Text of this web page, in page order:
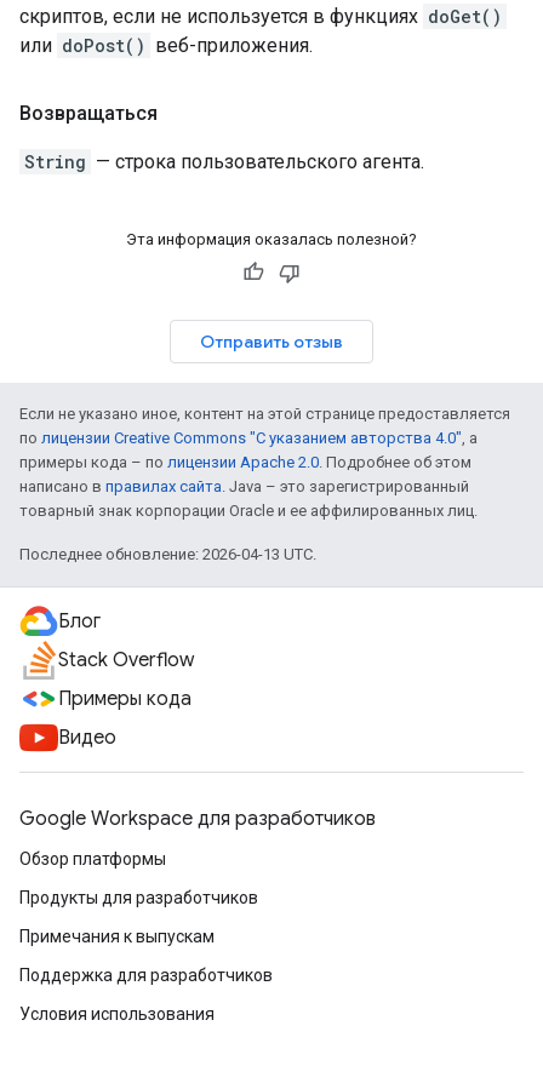
скриптов, если не используется в функциях doGet()
или doPost() веб-приложения.
Возвращаться
String — строка пользовательского агента.
Эта информация оказалась полезной?
Отправить отзыв
Если не указано иное, контент на этой странице предоставляется
по лицензии Creative Commons "С указанием авторства 4.0", а
примеры кода – по лицензии Apache 2.0. Подробнее об этом
написано в правилах сайта. Java – это зарегистрированный
товарный знак корпорации Oracle и ее аффилированных лиц.
Последнее обновление: 2026-04-13 UTC.
Блог
Stack Overflow
Примеры кода
Видео
Google Workspace для разработчиков
Обзор платформы
Продукты для разработчиков
Примечания к выпускам
Поддержка для разработчиков
Условия использования